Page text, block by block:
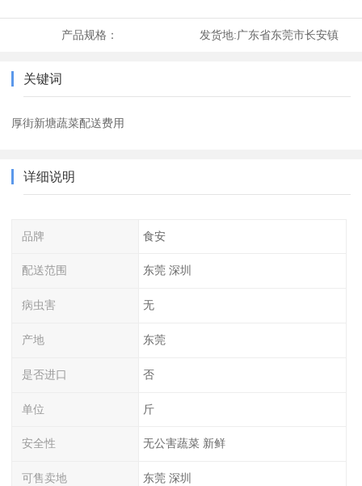
产品规格： 发货地:广东省东莞市长安镇
关键词
厚街新塘蔬菜配送费用
详细说明
品牌 食安
配送范围 东莞 深圳
病虫害 无
产地 东莞
是否进口 否
单位 斤
安全性 无公害蔬菜 新鲜
可售卖地 东莞 深圳